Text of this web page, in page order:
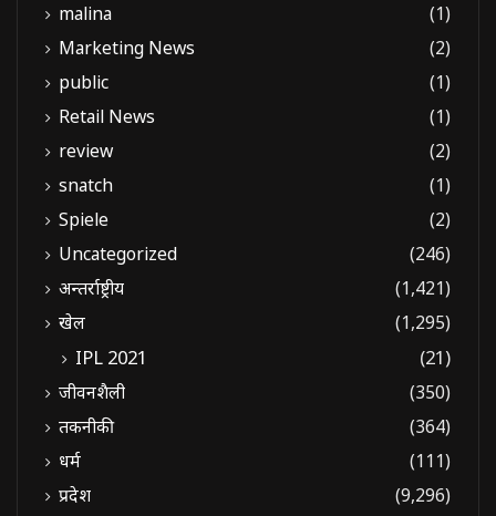
malina
(1)
Marketing News
(2)
public
(1)
Retail News
(1)
review
(2)
snatch
(1)
Spiele
(2)
Uncategorized
(246)
अन्तर्राष्ट्रीय
(1,421)
खेल
(1,295)
IPL 2021 (21)
जीवनशैली
(350)
तकनीकी
(364)
धर्म
(111)
प्रदेश
(9,296)